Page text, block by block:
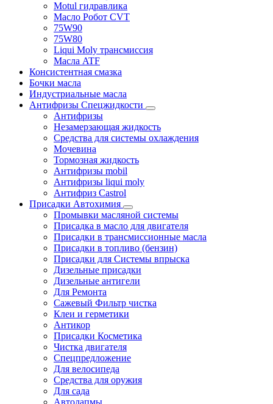
Motul гидравлика
Масло Робот CVT
75W90
75W80
Liqui Moly трансмиссия
Масла ATF
Консистентная смазка
Бочки масла
Индустриальные масла
Антифризы Спецжидкости
Антифризы
Незамерзающая жидкость
Средства для системы охлаждения
Мочевина
Тормозная жидкость
Антифризы mobil
Антифризы liqui moly
Антифриз Castrol
Присадки Автохимия
Промывки масляной системы
Присадка в масло для двигателя
Присадки в трансмиссионные масла
Присадки в топливо (бензин)
Присадки для Системы впрыска
Дизельные присадки
Дизельные антигели
Для Ремонта
Сажевый Фильтр чистка
Клеи и герметики
Антикор
Присадки Косметика
Чистка двигателя
Спецпредложение
Для велосипеда
Средства для оружия
Для сада
Автолапмы